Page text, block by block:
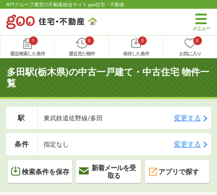
NTTグループ運営の不動産総合サイト goo住宅・不動産
1
最近検索した条件
0
最近見た物件
0
保存した条件
0
お気に入り
多田駅(栃木県)の中古一戸建て・中古住宅 物件一
覧
駅 東武鉄道佐野線/多田 変更する
条件 指定なし 変更する
検索条件を保存
新着メールを受
取る
アプリで探す